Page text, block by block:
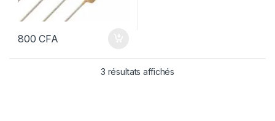
800CFA
3 résultats affichés